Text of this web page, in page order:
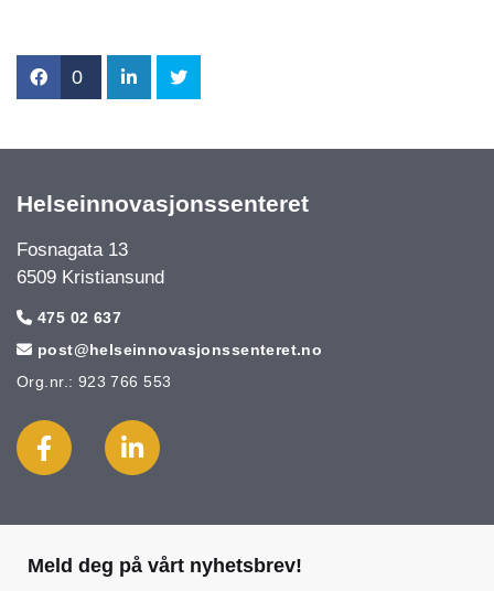
0
Helseinnovasjonssenteret
Fosnagata 13
6509 Kristiansund
 475 02 637
 post@helseinnovasjonssenteret.no
Org.nr.: 923 766 553
Meld deg på vårt nyhetsbrev!